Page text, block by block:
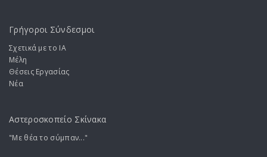
Γρήγοροι Σύνδεσμοι
Σχετικά με το ΙA
Μέλη
Θέσεις Εργασίας
Νέα
Αστεροσκοπείο Σκίνακα
"Με θέα το σύμπαν..."